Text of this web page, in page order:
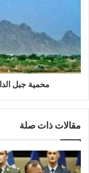
محمية جبل
مقالات ذات صلة